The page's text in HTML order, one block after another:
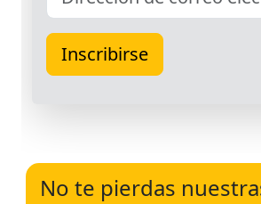
No te pierdas